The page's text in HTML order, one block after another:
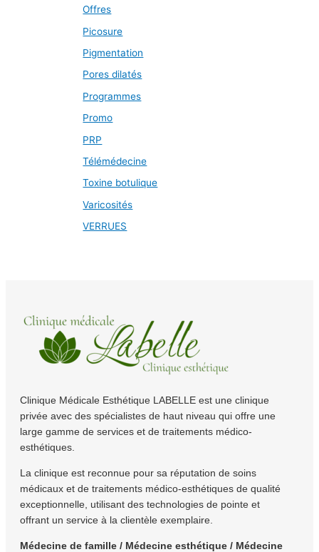
Offres
Picosure
Pigmentation
Pores dilatés
Programmes
Promo
PRP
Télémédecine
Toxine botulique
Varicosités
VERRUES
Clinique Médicale Esthétique LABELLE est une clinique
privée avec des spécialistes de haut niveau qui offre une
large gamme de services et de traitements médico-
esthétiques.
La clinique est reconnue pour sa réputation de soins
médicaux et de traitements médico-esthétiques de qualité
exceptionnelle, utilisant des technologies de pointe et
offrant un service à la clientèle exemplaire.
Médecine de famille / Médecine esthétique / Médecine